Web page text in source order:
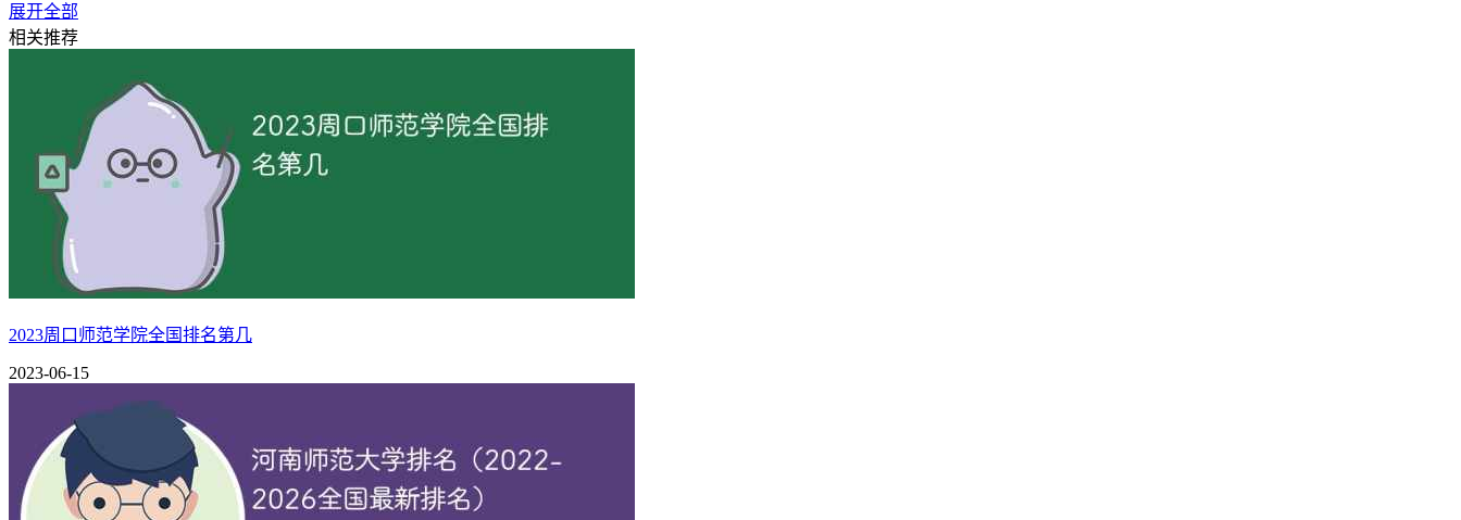
国中医药健康行业产教融合共同体理事长单位、全国首批健康学校建设单位、安徽省中医药现代化研究会理事长单位、安徽省联合培养普通专升本学生试点院校、安徽省“三全育人”综合改革
试点院校、安徽省“双高”院校和专业群建设单位，目前学校正在奋力创建中医药特色鲜明的应用型本科院校。
第四名：安徽机电职业技术学院
安徽机电职业技术学院是直属安徽省教育厅归口管理的公办全日制高等职业院校。学校始建于1935年的安徽私立内思工业职业学校，先后历经了芜湖电力学校、芜湖电机制造学校、芜湖电机
制造专科学校等，并划归国家第一机械工业部领导。1972年，改属安徽省机械厅领导，更名为安徽省芜湖机械学校。1978年，经国务院批准，在安徽省芜湖机械学校基础上成立安徽机电学院
（现为安徽工程大学）。1986年，安徽机电学院迁出，安徽省人民政府决定在原址恢复安徽省芜湖机械学校，归属省机械厅领导。2003年，经安徽省人民政府批准，由安徽省芜湖机械学校独
立升格为安徽机电职业技术学院。迄今为止，已拥有90年的办学历史。
第五名：安徽水利水电职业技术学院
安徽水利水电职业技术学院是一所公办全日制高等职业院校，是中国特色高水平高职学校和专业建设计划（简称“双高计划”）建设单位、国家示范性高职院校、国家优质专科高等职业院校、
安徽省绿色学校。
第六名：安徽交通职业技术学院
安徽交通职业技术学院始建于1956年，前身是安徽交通学校，1958年升格为安徽交通学院（本科）。1988年经教育部批准设置安徽大学交通分校。2001年由安徽大学交通分校和安徽交通学校
合并组建成安徽交通职业技术学院，是全省唯一一所具有鲜明交通行业特色的高职院校。学校秉承“经世致用、实学报国”的办学理念，坚持“立足交通、服务行业、面向社会”的办学定位，校
企合作，产学互动，孕育了“勤奋、通达、敬业、乐群”的优良校风，为安徽经济发展和交通运输行业培养、培训了11万余名高素质技术技能人才。
展开全部
相关推荐
2023周口师范学院全国排名第几
2023-06-15